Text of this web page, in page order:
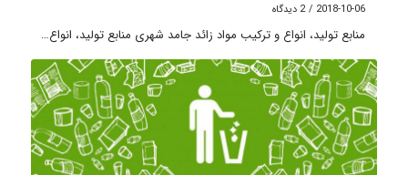
2018-10-06
/ 2 دیدگاه
منابع تولید، انواع و ترکیب مواد زائد جامد شهری منابع تولید، انواع…